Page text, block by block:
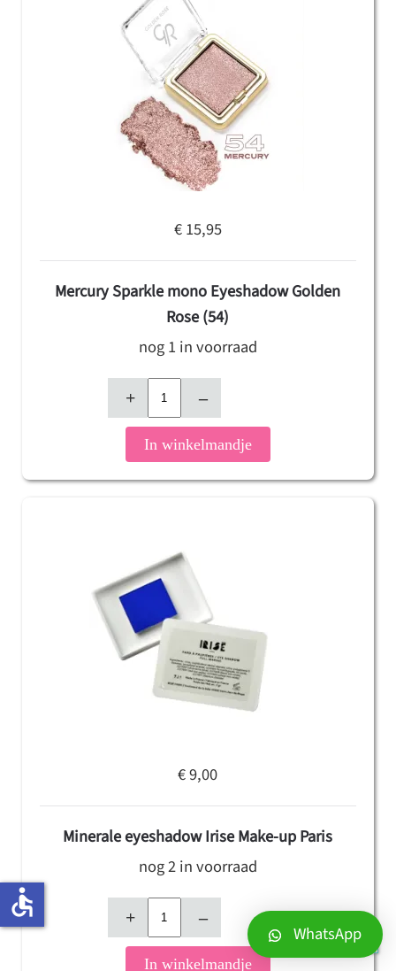
€ 15,95
Mercury Sparkle mono Eyeshadow Golden
Rose (54)
nog 1 in voorraad
+ –
In winkelmandje
€ 9,00
Minerale eyeshadow Irise Make-up Paris
nog 2 in voorraad
+ –
In winkelmandje
WhatsApp
accessible